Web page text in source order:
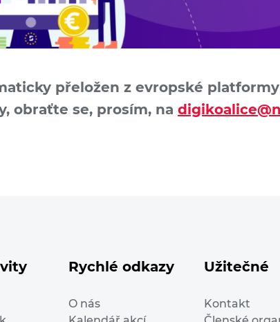
přeložen z evropské
obraťte se, prosím, na
Rychlé odkazy
O nás
Užitečné
Kontakt